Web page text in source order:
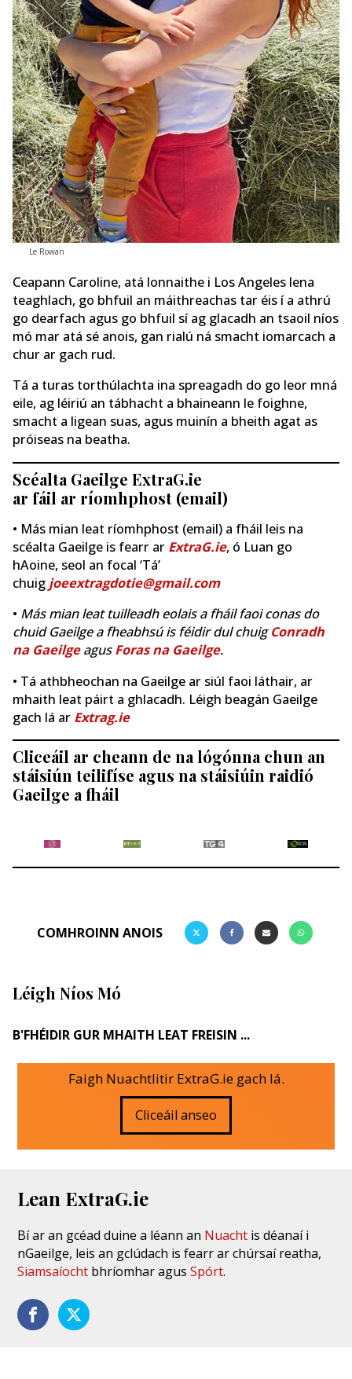
Le Rowan
Ceapann Caroline, atá lonnaithe i Los Angeles lena
teaghlach, go bhfuil an máithreachas tar éis í a athrú
go dearfach agus go bhfuil sí ag glacadh an tsaoil níos
mó mar atá sé anois, gan rialú ná smacht iomarcach a
chur ar gach rud.
Tá a turas torthúlachta ina spreagadh do go leor mná
eile, ag léiriú an tábhacht a bhaineann le foighne,
smacht a ligean suas, agus muinín a bheith agat as
próiseas na beatha.
Scéalta Gaeilge ExtraG.ie
ar fáil ar ríomhphost (email)
• Más mian leat ríomhphost (email) a fháil leis na
scéalta Gaeilge is fearr ar ExtraG.ie, ó Luan go
hAoine, seol an focal ‘Tá’
chuig joeextragdotie@gmail.com
• Más mian leat tuilleadh eolais a fháil faoi conas do
chuid Gaeilge a fheabhsú is féidir dul chuigConradh
na GaeilgeagusForas na Gaeilge.
• Tá athbheochan na Gaeilge ar siúl faoi láthair, ar
mhaith leat páirt a ghlacadh. Léigh beagán Gaeilge
gach lá ar Extrag.ie
Cliceáil ar cheann de na lógónna chun an
stáisiún teilifíse agus na stáisiúin raidió
Gaeilge a fháil
COMHROINN ANOIS
Léigh Níos Mó
B'FHÉIDIR GUR MHAITH LEAT FREISIN ...
Faigh Nuachtlitir ExtraG.ie gach lá.
Cliceáil anseo
Lean ExtraG.ie
Bí ar an gcéad duine a léann an Nuacht is déanaí i
nGaeilge, leis an gclúdach is fearr ar chúrsaí reatha,
Siamsaíocht bhríomhar agusSpórt.